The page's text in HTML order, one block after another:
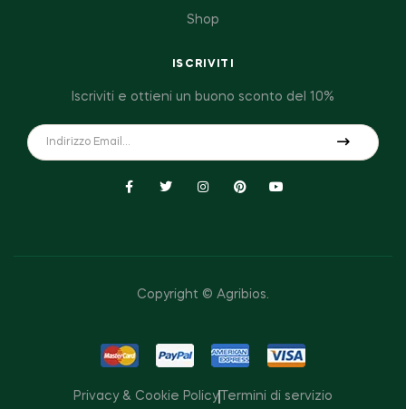
Shop
ISCRIVITI
Iscriviti e ottieni un buono sconto del 10%
Copyright © Agribios.
Privacy & Cookie Policy Termini di servizio